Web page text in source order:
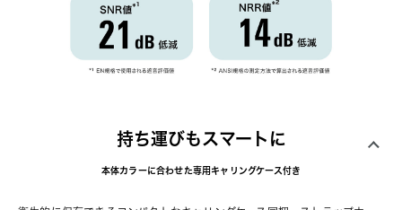
持ち運びもスマートに
本体カラーに合わせた専用キャリングケース付き